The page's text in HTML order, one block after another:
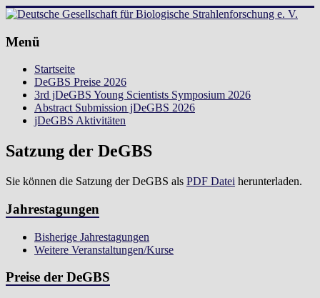
Zum
springen
Deutsche
Biologische
Strahlenforschung
Menü
Startseite
DeGBS Preise 2026
3rd jDeGBS Young Scientists Symposium 2026
Abstract Submission jDeGBS 2026
jDeGBS Aktivitäten
Satzung der DeGBS
Sie können die Satzung der DeGBS als PDF Datei herunterladen.
Jahrestagungen
Bisherige Jahrestagungen
Weitere Veranstaltungen/Kurse
Preise der DeGBS